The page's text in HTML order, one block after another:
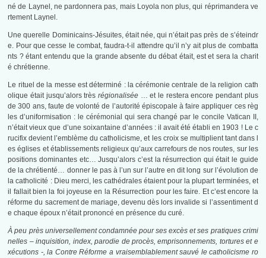
né de Laynel, ne pardonnera pas, mais Loyola non plus, qui réprimandera ve
rtement Laynel.
Une querelle Dominicains-Jésuites, était née, qui n’était pas près de s’éteindr
e. Pour que cesse le combat, faudra-t-il attendre qu’il n’y ait plus de combatta
nts ? étant entendu que la grande absente du débat était, est et sera la charit
é chrétienne.
Le rituel de la messe est déterminé : la cérémonie centrale de la religion cath
olique était jusqu’alors très régionalisée… et le restera encore pendant plus
de 300 ans, faute de volonté de l’autorité épiscopale à faire appliquer ces règ
les d’uniformisation : le cérémonial qui sera changé par le concile Vatican II,
n’était vieux que d’une soixantaine d’années : il avait été établi en 1903 ! Le c
rucifix devient l’emblème du catholicisme, et les croix se multiplient tant dans l
es églises et établissements religieux qu’aux carrefours de nos routes, sur les
positions dominantes etc… Jusqu’alors c’est la résurrection qui était le guide
de la chrétienté… donner le pas à l’un sur l’autre en dit long sur l’évolution de
la catholicité : Dieu merci, les cathédrales étaient pour la plupart terminées, et
il fallait bien la foi joyeuse en la Résurrection pour les faire. Et c’est encore la
réforme du sacrement de mariage, devenu dès lors invalide si l’assentiment d
e chaque époux n’était prononcé en présence du curé.
À peu près universellement condamnée pour ses excès et ses pratiques crimi
nelles – inquisition, index, parodie de procès, emprisonnements, tortures et e
xécutions -, la Contre Réforme a vraisemblablement sauvé le catholicisme ro